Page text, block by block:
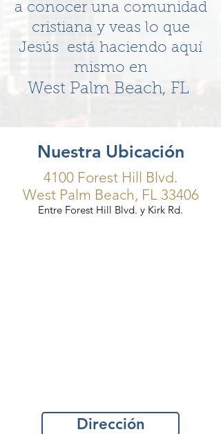
a conocer una comunidad
cristiana y veas lo que
Jesús está haciendo aquí
mismo en
West Palm Beach, FL
Nuestra Ubicación
4100 Forest Hill Blvd.
West Palm Beach, FL 33406
Entre Forest Hill Blvd. y Kirk Rd.
Dirección